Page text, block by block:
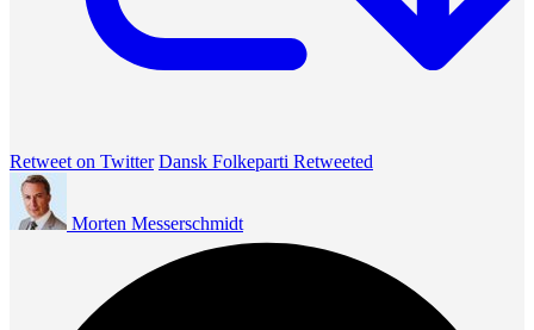
Retweet on Twitter Dansk Folkeparti Retweeted
Morten Messerschmidt